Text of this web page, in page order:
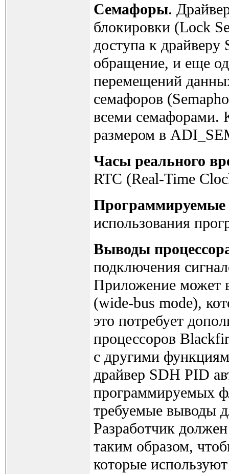
Семафоры.
блокировки (Lock
доступа к драйверу
обращение, и еще
перемещений
семафоров
всеми семафорами.
размером в
Часы реального
RTC (Real-Time
Программируемые
использования
Выводы
подключения
Приложение может
(wide-bus mode),
это потребует
процессоров
с другими
драйвер SDH PID
программируемых
требуемые выводы
Разработчик
таким образом,
которые